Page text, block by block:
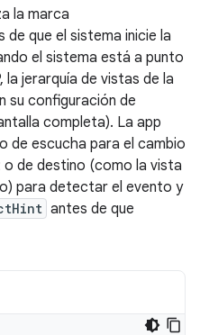
la marca
de que el sistema inicie la
el sistema está a punto
la jerarquía de vistas de la
su configuración de
completa). La app
de escucha para el cambio
o de destino (como la vista
para detectar el evento y
antes de que